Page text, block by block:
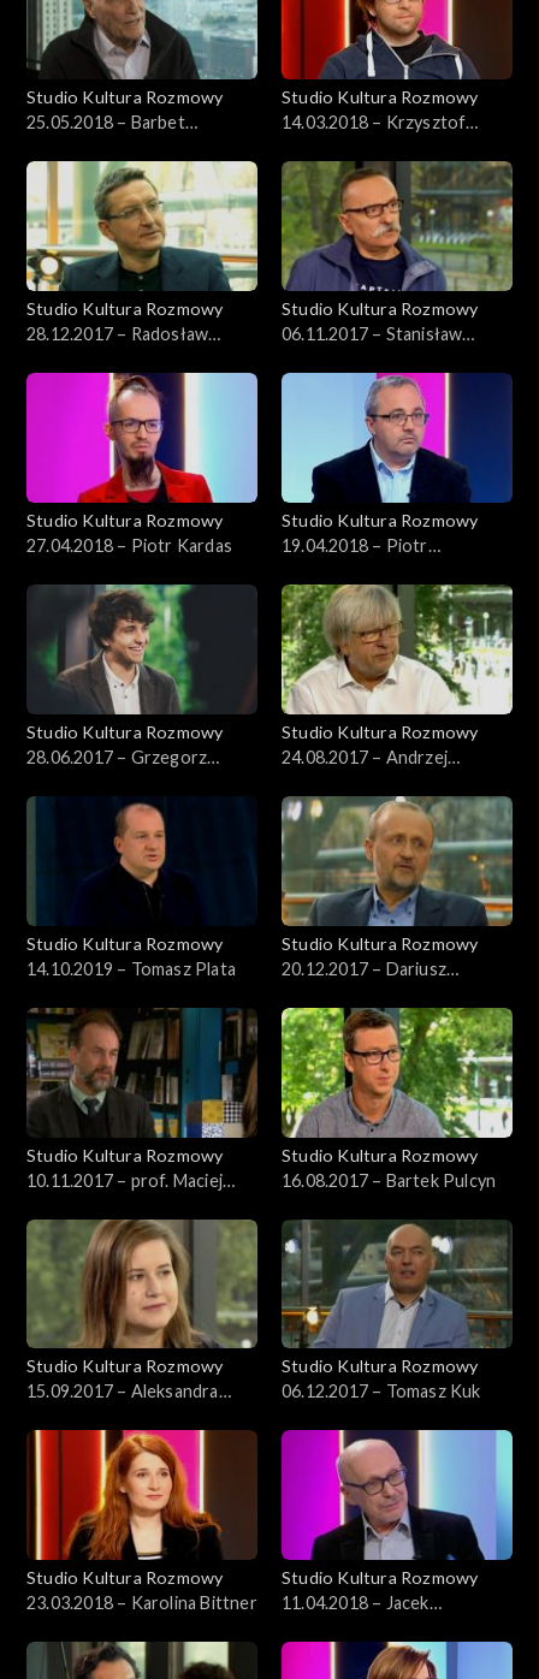
Studio Kultura Rozmowy
25.05.2018 – Barbet
Studio Kultura Rozmowy
14.03.2018 – Krzysztof
Studio Kultura Rozmowy
28.12.2017 – Radosław
Studio Kultura Rozmowy
06.11.2017 – Stanisław
Studio Kultura Rozmowy
27.04.2018 – Piotr Kardas
Studio Kultura Rozmowy
19.04.2018 – Piotr
Studio Kultura Rozmowy
28.06.2017 – Grzegorz
Studio Kultura Rozmowy
24.08.2017 – Andrzej
Studio Kultura Rozmowy
14.10.2019 – Tomasz Plata
Studio Kultura Rozmowy
20.12.2017 – Dariusz
Studio Kultura Rozmowy
10.11.2017 – prof. Maciej
Studio Kultura Rozmowy
16.08.2017 – Bartek Pulcyn
Studio Kultura Rozmowy
15.09.2017 – Aleksandra
Studio Kultura Rozmowy
06.12.2017 – Tomasz Kuk
Studio Kultura Rozmowy
23.03.2018 – Karolina Bittner
Studio Kultura Rozmowy
11.04.2018 – Jacek